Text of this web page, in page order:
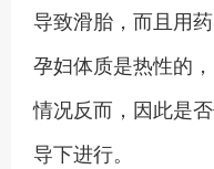
导致滑胎，而且用
孕妇体质是热性的
情况反而，因此是
导下进行。